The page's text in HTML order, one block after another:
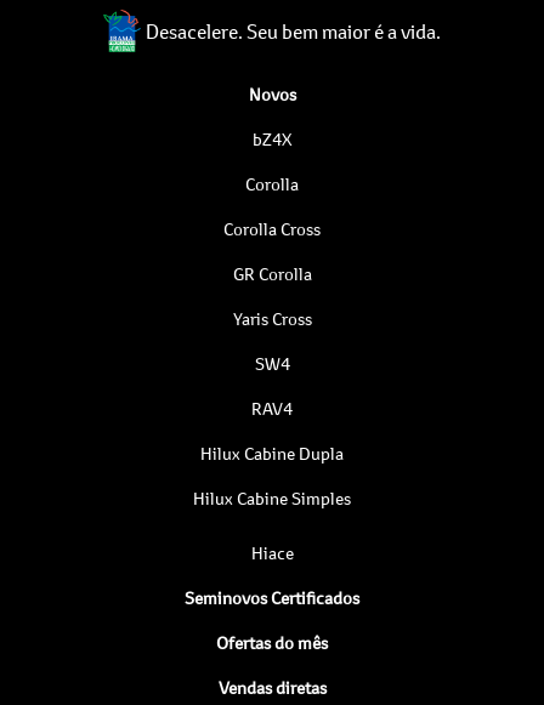
Desacelere. Seu bem maior é a vida.
Novos
bZ4X
Corolla
Corolla Cross
GR Corolla
Yaris Cross
SW4
RAV4
Hilux Cabine Dupla
Hilux Cabine Simples
Hiace
Seminovos Certificados
Ofertas do mês
Vendas diretas